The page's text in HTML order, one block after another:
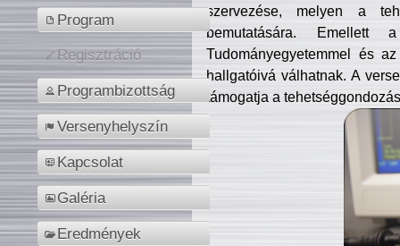
Program
Regisztráció
Programbizottság
Versenyhelyszín
Kapcsolat
Galéria
Eredmények
szervezése, melyen a
bemutatására. Emellett
Tudományegyetemmel és
hallgatóivá válhatnak. A
támogatja a